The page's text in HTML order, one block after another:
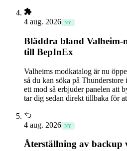
4 aug. 2026 NY
Bläddra bland Valheim-
till BepInEx
Valheims modkatalog är nu
så du kan söka på
ett mod så erbjuder panelen att
tar dig sedan direkt tillbaka för
4 aug. 2026 NY
Återställning av backup